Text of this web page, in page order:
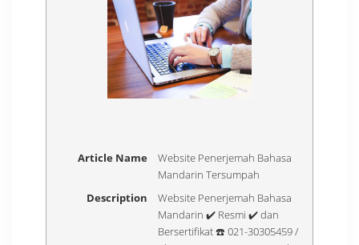
Article Name
Website Penerjemah Bahasa
Mandarin Tersumpah
Description
Website Penerjemah Bahasa
Mandarin ✔️ Resmi ✔️ dan
Bersertifikat ☎️ 021-30305459 /